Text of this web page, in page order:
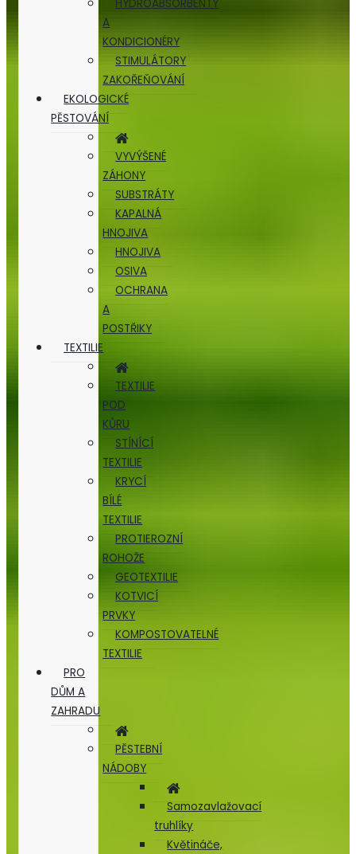
HYDROABSORBENTY
A
KONDICIONÉRY
STIMULÁTORY
ZAKOŘEŇOVÁNÍ
EKOLOGICKÉ
PĚSTOVÁNÍ
VYVÝŠENÉ
ZÁHONY
SUBSTRÁTY
KAPALNÁ
HNOJIVA
HNOJIVA
OSIVA
OCHRANA
A
POSTŘIKY
TEXTILIE
TEXTILIE
POD
KŮRU
STÍNÍCÍ
TEXTILIE
KRYCÍ
BÍLÉ
TEXTILIE
PROTIEROZNÍ
ROHOŽE
GEOTEXTILIE
KOTVICÍ
PRVKY
KOMPOSTOVATELNÉ
TEXTILIE
PRO
DŮM A
ZAHRADU
PĚSTEBNÍ
NÁDOBY
Samozavlažovací
truhlíky
Květináče,